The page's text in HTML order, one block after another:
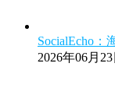
SocialEcho：
2026年06月23